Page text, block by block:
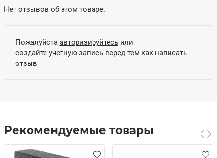
Нет отзывов об этом товаре.
Пожалуйста авторизируйтесьили
создайте учетную записьперед тем как написать
отзыв
Рекомендуемые товары